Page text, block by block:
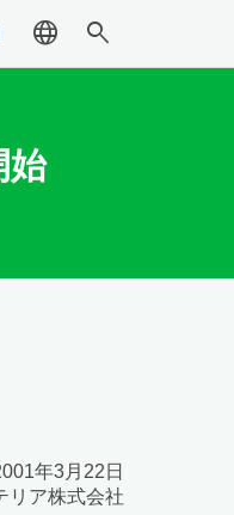
language search
始
年3月22日
リア株式会社